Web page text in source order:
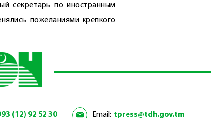
секретарь по иностранным
пожеланиями крепкого
(12) 92 52 30 Email: tpress@tdh.gov.tm